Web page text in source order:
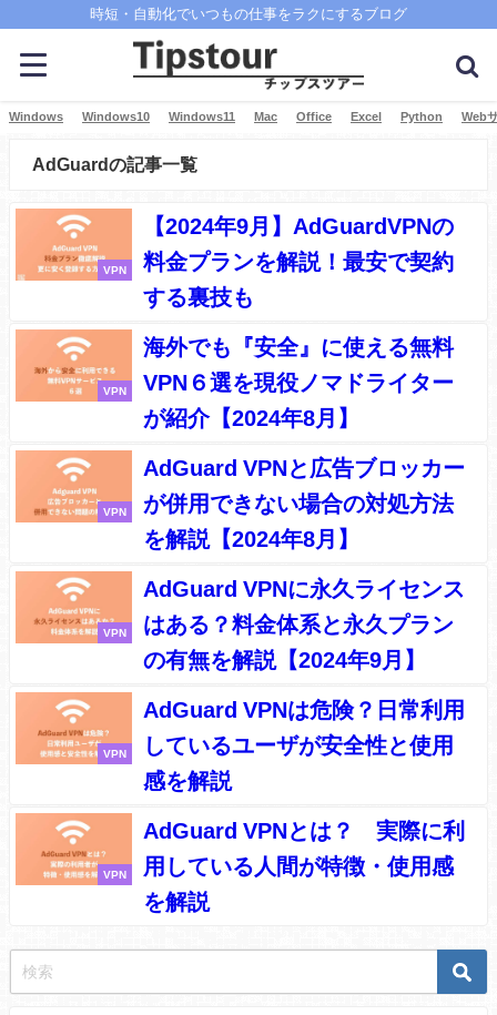
時短・自動化でいつもの仕事をラクにするブログ
Windows Windows10 Windows11 Mac Office Excel Python Web
AdGuardの記事一覧
VPN
【2024年9月】AdGuardVPNの
料金プランを解説！最安で契約
する裏技も
VPN
海外でも『安全』に使える無料
VPN６選を現役ノマドライター
が紹介【2024年8月】
VPN
AdGuard VPNと広告ブロッカー
が併用できない場合の対処方法
を解説【2024年8月】
VPN
AdGuard VPNに永久ライセンス
はある？料金体系と永久プラン
の有無を解説【2024年9月】
VPN
AdGuard VPNは危険？日常利用
しているユーザが安全性と使用
感を解説
VPN
AdGuard VPNとは？ 実際に利
用している人間が特徴・使用感
を解説